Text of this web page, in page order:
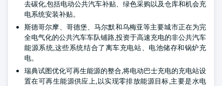
去碳化,包括电动公共汽车补贴、绿色采购以及仓库和机会充
电系统安装补贴。
斯德哥尔摩、哥德堡、马尔默和乌梅亚等主要城市正在为完
全电气化的公共汽车车队铺路,投资于高速充电的非公共汽车
能源系统,这些系统结合了离车充电站、电池储存和锅炉充
电。
瑞典试图优化可再生能源的整合,将电动巴士充电的充电站设
置在可再生能源供应上,以实现零排放能源目标,主要是水电